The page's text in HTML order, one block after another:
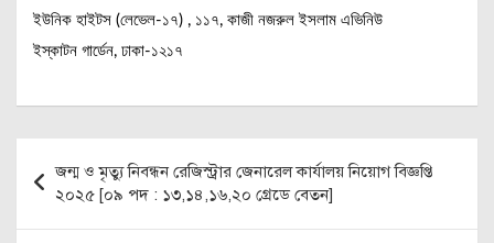
ইউনিক হাইটস (লেভেল-১৭) , ১১৭, কাজী নজরুল ইসলাম এভিনিউ
ইস্কাটন গার্ডেন, ঢাকা-১২১৭
navigation
জন্ম ও মৃত্যু নিবন্ধন রেজিস্ট্রার জেনারেল কার্যালয় নিয়োগ বিজ্ঞপ্তি
২০২৫ [০৯ পদ : ১৩,১৪,১৬,২০ গ্রেডে বেতন]